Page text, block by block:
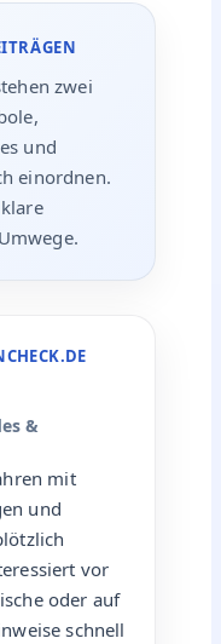
zwei
und
einordnen.
&
mit
und
vor
oder auf
schnell